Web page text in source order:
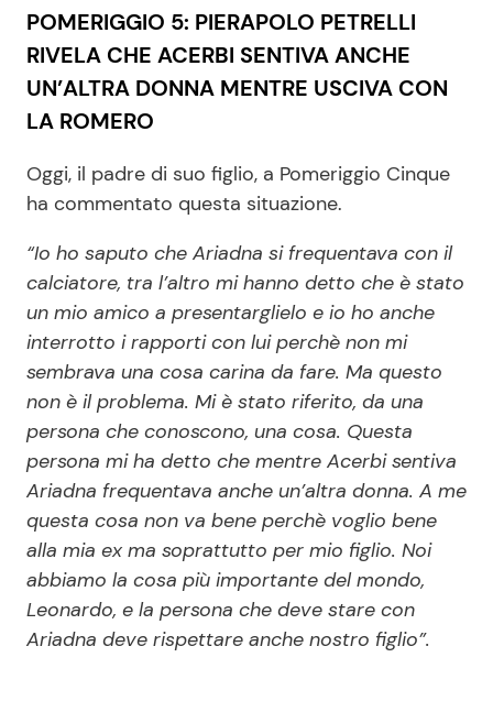
POMERIGGIO 5: PIERAPOLO PETRELLI
RIVELA CHE ACERBI SENTIVA ANCHE
UN’ALTRA DONNA MENTRE USCIVA CON
LA ROMERO
Oggi, il padre di suo figlio, a Pomeriggio Cinque
ha commentato questa situazione.
“Io ho saputo che Ariadna si frequentava con il
calciatore, tra l’altro mi hanno detto che è stato
un mio amico a presentarglielo e io ho anche
interrotto i rapporti con lui perchè non mi
sembrava una cosa carina da fare. Ma questo
non è il problema. Mi è stato riferito, da una
persona che conoscono, una cosa. Questa
persona mi ha detto che mentre Acerbi sentiva
Ariadna frequentava anche un’altra donna. A me
questa cosa non va bene perchè voglio bene
alla mia ex ma soprattutto per mio figlio. Noi
abbiamo la cosa più importante del mondo,
Leonardo, e la persona che deve stare con
Ariadna deve rispettare anche nostro figlio”.